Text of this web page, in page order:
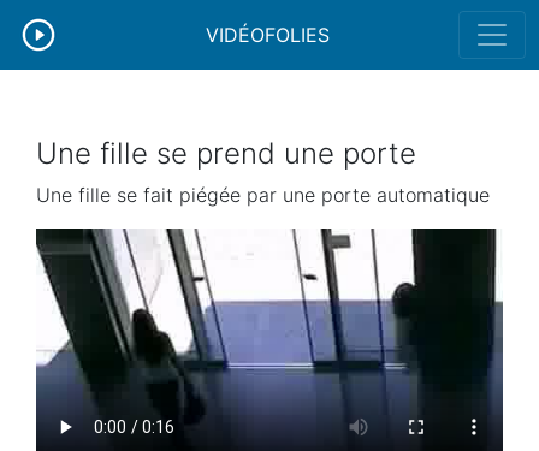
VIDÉOFOLIES
Une fille se prend une porte
Une fille se fait piégée par une porte automatique